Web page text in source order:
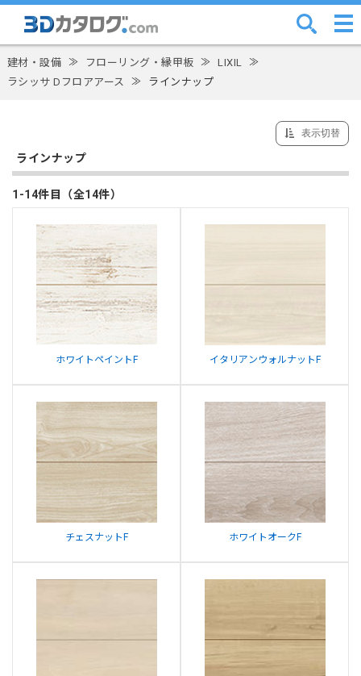
建材・設備 ≫ フローリング・縁甲板 ≫ LIXIL ≫
ラシッサ Dフロアアース ≫ ラインナップ
表示切替
ラインナップ
1-14件目（全14件）
ホワイトペイントF イタリアンウォルナットF
チェスナットF ホワイトオークF